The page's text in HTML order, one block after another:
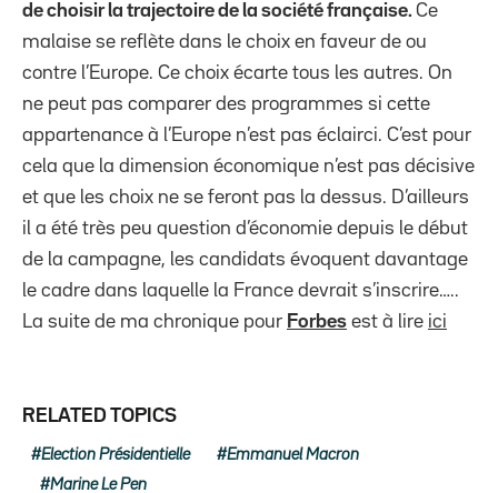
de choisir la trajectoire de la société française. Ce
malaise se reflète dans le choix en faveur de ou
contre l’Europe. Ce choix écarte tous les autres. On
ne peut pas comparer des programmes si cette
appartenance à l’Europe n’est pas éclairci. C’est pour
cela que la dimension économique n’est pas décisive
et que les choix ne se feront pas la dessus. D’ailleurs
il a été très peu question d’économie depuis le début
de la campagne, les candidats évoquent davantage
le cadre dans laquelle la France devrait s’inscrire…..
La suite de ma chronique pour Forbes est à lire ici
RELATED TOPICS
Election Présidentielle Emmanuel Macron
Marine Le Pen